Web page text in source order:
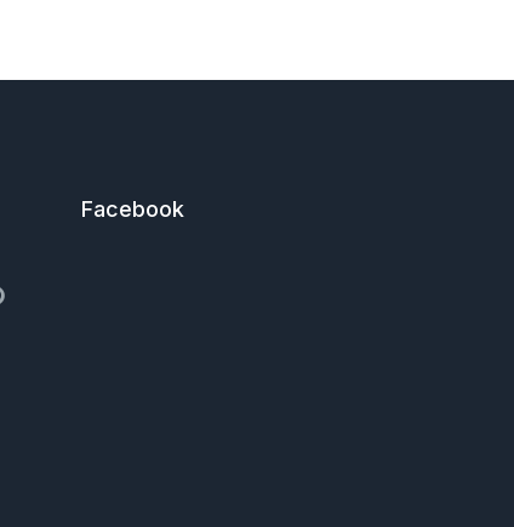
Pinterest
Facebook